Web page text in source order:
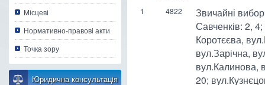
Місцеві
Нормативно-правові акти
Точка зору
Юридична консультацiя
1 4822
Звичайні
Савченків: 2,
Коротєєва,
вул.Зарічна,
вул.Калинова,
20;